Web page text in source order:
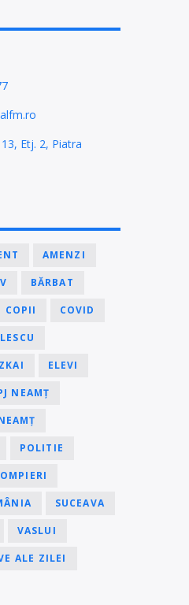
Etj. 2, Piatra
AMENZI
BĂRBAT
COPII COVID
ELEVI
NEAMȚ
POLITIE
SUCEAVA
VASLUI
ALE ZILEI